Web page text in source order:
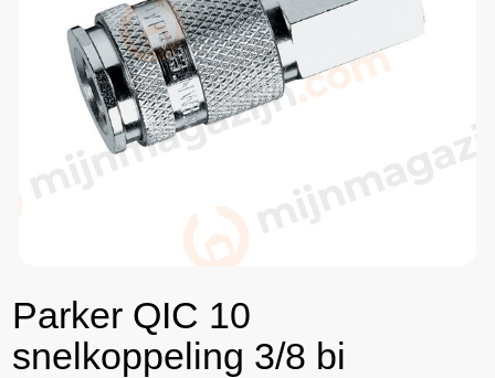
Parker QIC 10
snelkoppeling 3/8 bi